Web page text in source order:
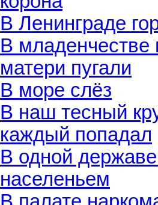
В Ленинграде
В младенчестве
матери пугали
В море слёз
В наш тесный
каждый попадал
В одной
населеньем